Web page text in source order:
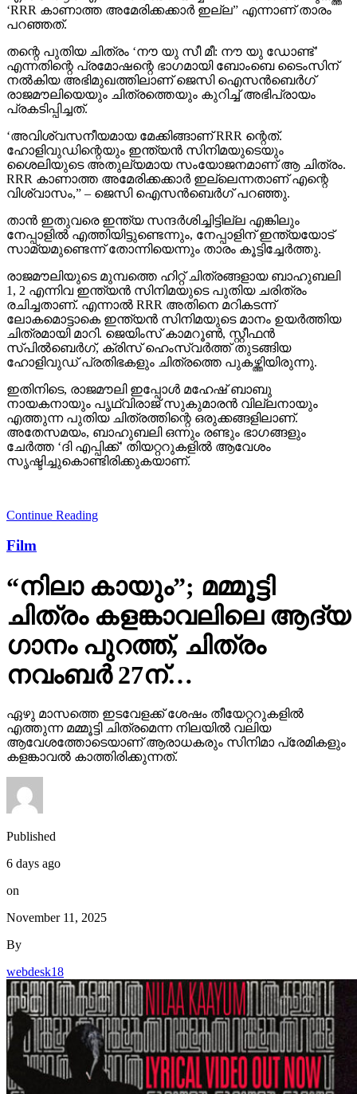
‘RRR കാണാത്ത അമേരിക്കക്കാര്‍ ഇല്ല” എന്നാണ് താരം
പറഞ്ഞത്.
തന്റെ പുതിയ ചിത്രം ‘നൗ യു സീ മീ: നൗ യു ഡോണ്ട്’
എന്നതിന്റെ പ്രമോഷന്റെ ഭാഗമായി ബോംബെ ടൈംസിന്
നല്‍കിയ അഭിമുഖത്തിലാണ് ജെസി ഐസന്‍ബെര്‍ഗ്
രാജമൗലിയെയും ചിത്രത്തെയും കുറിച്ച് അഭിപ്രായം
പ്രകടിപ്പിച്ചത്.
‘അവിശ്വസനീയമായ മേക്കിങ്ങാണ് RRR ന്റെത്.
ഹോളിവുഡിന്റെയും ഇന്ത്യന്‍ സിനിമയുടെയും
ശൈലിയുടെ അതുല്യമായ സംയോജനമാണ് ആ ചിത്രം.
RRR കാണാത്ത അമേരിക്കക്കാര്‍ ഇല്ലെന്നതാണ് എന്റെ
വിശ്വാസം,” – ജെസി ഐസന്‍ബെര്‍ഗ് പറഞ്ഞു.
താന്‍ ഇതുവരെ ഇന്ത്യ സന്ദര്‍ശിച്ചിട്ടില്ല എങ്കിലും
നേപ്പാളില്‍ എത്തിയിട്ടുണ്ടെന്നും, നേപ്പാളിന് ഇന്ത്യയോട്
സാമ്യമുണ്ടെന്ന് തോന്നിയെന്നും താരം കൂട്ടിച്ചേര്‍ത്തു.
രാജമൗലിയുടെ മുമ്പത്തെ ഹിറ്റ് ചിത്രങ്ങളായ ബാഹുബലി
1, 2 എന്നിവ ഇന്ത്യന്‍ സിനിമയുടെ പുതിയ ചരിത്രം
രചിച്ചതാണ്. എന്നാല്‍ RRR അതിനെ മറികടന്ന്
ലോകമൊട്ടാകെ ഇന്ത്യന്‍ സിനിമയുടെ മാനം ഉയര്‍ത്തിയ
ചിത്രമായി മാറി. ജെയിംസ് കാമറൂണ്‍, സ്റ്റീഫന്‍
സ്പില്‍ബെര്‍ഗ്, ക്രിസ് ഹെംസ്വര്‍ത്ത് തുടങ്ങിയ
ഹോളിവുഡ് പ്രതിഭകളും ചിത്രത്തെ പുകഴ്ത്തിയിരുന്നു.
ഇതിനിടെ, രാജമൗലി ഇപ്പോള്‍ മഹേഷ് ബാബു
നായകനായും പൃഥ്വിരാജ് സുകുമാരന്‍ വില്ലനായും
എത്തുന്ന പുതിയ ചിത്രത്തിന്റെ ഒരുക്കങ്ങളിലാണ്.
അതേസമയം, ബാഹുബലി ഒന്നും രണ്ടും ഭാഗങ്ങളും
ചേര്‍ത്ത ‘ദി എപ്പിക്ക്’ തിയറ്ററുകളില്‍ ആവേശം
സൃഷ്ടിച്ചുകൊണ്ടിരിക്കുകയാണ്.
Continue Reading
Film
“നിലാ കായും”; മമ്മൂട്ടി
ചിത്രം കളങ്കാവലിലെ ആദ്യ
ഗാനം പുറത്ത്, ചിത്രം
നവംബർ 27ന്…
ഏഴു മാസത്തെ ഇടവേളക്ക് ശേഷം തീയേറ്ററുകളിൽ
എത്തുന്ന മമ്മൂട്ടി ചിത്രമെന്ന നിലയിൽ വലിയ
ആവേശത്തോടെയാണ് ആരാധകരും സിനിമാ പ്രേമികളും
കളങ്കാവൽ കാത്തിരിക്കുന്നത്.
Published
6 days ago
on
November 11, 2025
By
webdesk18